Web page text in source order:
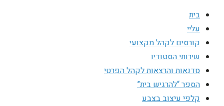
בית
עליי
קורסים לקהל מקצועי
שירותי הסטודיו
סדנאות והרצאות לקהל הפרטי
הספר “להרגיש בית”
קלפי עיצוב בצבע